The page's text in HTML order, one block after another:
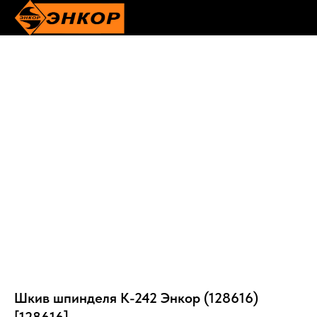
Шкив шпинделя К-242 Энкор (128616)